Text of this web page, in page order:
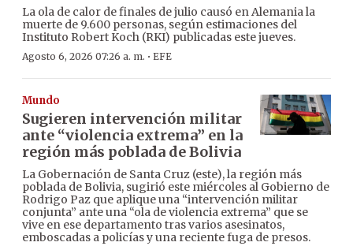
La ola de calor de finales de julio causó en Alemania la
muerte de 9.600 personas, según estimaciones del
Instituto Robert Koch (RKI) publicadas este jueves.
Agosto 6, 2026 07:26 a. m. · EFE
Mundo
Sugieren intervención militar
ante “violencia extrema” en la
región más poblada de Bolivia
La Gobernación de Santa Cruz (este), la región más
poblada de Bolivia, sugirió este miércoles al Gobierno de
Rodrigo Paz que aplique una “intervención militar
conjunta” ante una “ola de violencia extrema” que se
vive en ese departamento tras varios asesinatos,
emboscadas a policías y una reciente fuga de presos.